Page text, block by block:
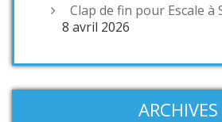
Clap de fin pour Escale à
8 avril 2026
ARCHIVES